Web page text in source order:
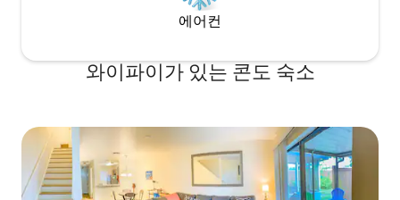
에어컨
와이파이가 있는 콘도 숙소